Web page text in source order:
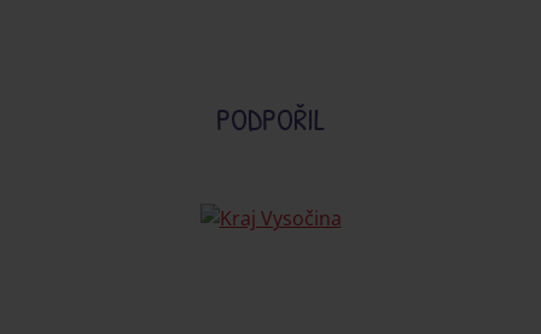
PODPOŘIL